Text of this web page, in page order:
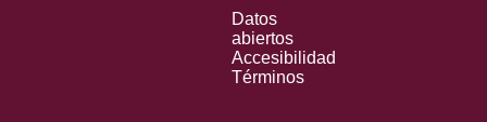
Datos
abiertos
Accesibilidad
Términos